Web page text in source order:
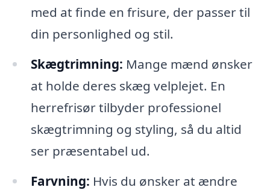
med at finde en frisure, der passer til
din personlighed og stil.
Skægtrimning: Mange mænd ønsker
at holde deres skæg velplejet. En
herrefrisør tilbyder professionel
skægtrimning og styling, så du altid
ser præsentabel ud.
Farvning: Hvis du ønsker at ændre